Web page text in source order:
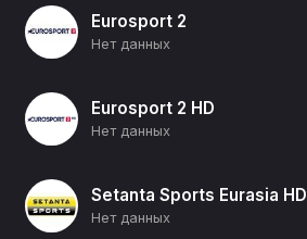
Eurosport 2
Нет данных
Eurosport 2 HD
Нет данных
Setanta Sports Eurasia HD
Нет данных